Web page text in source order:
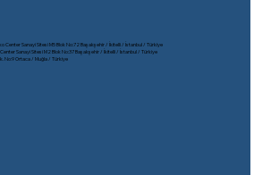
Center Sanayi Sitesi M5 Blok No:72 Başakşehir / İkitelli / İstanbul / Türkiye
Center Sanayi Sitesi M2 Blok No:37 Başakşehir / İkitelli / İstanbul / Türkiye
No:9 Ortaca / Muğla / Türkiye